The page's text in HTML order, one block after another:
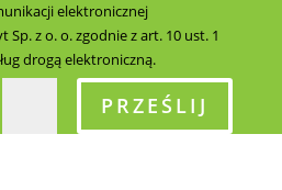
elektronicznej
Sp. z o. o. zgodnie z art. 10 ust. 1
drogą elektroniczną.
PRZEŚLIJ